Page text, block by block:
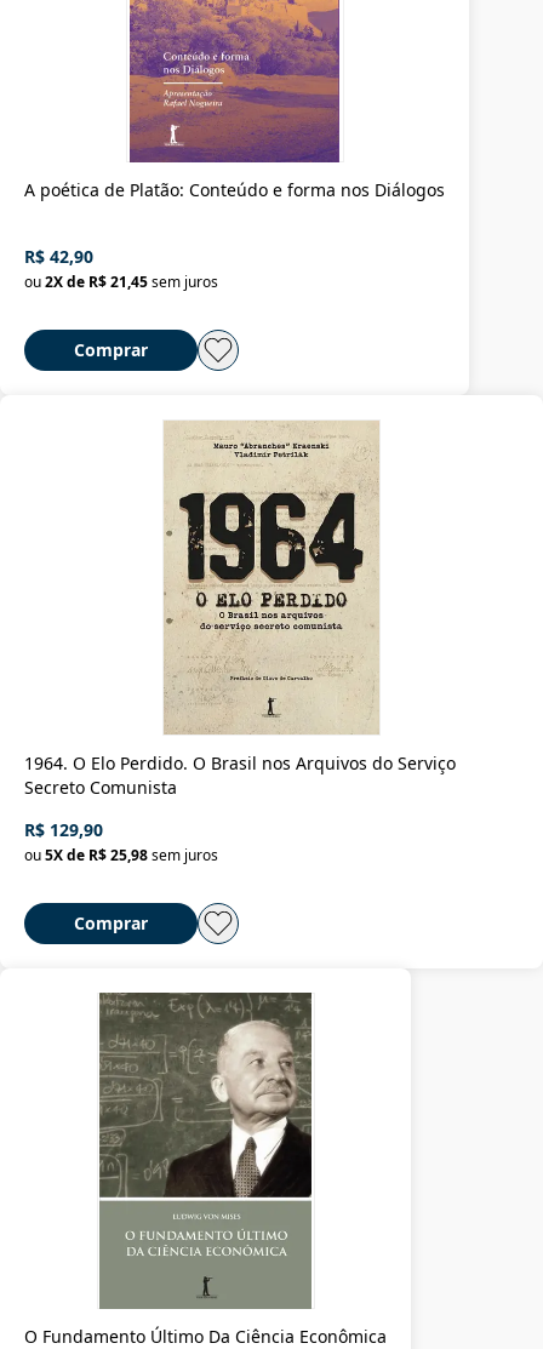
A poética de Platão: Conteúdo e forma nos Diálogos
R$ 42,90
ou2X de R$ 21,45sem juros
Comprar
1964. O Elo Perdido. O Brasil nos Arquivos do Serviço
Secreto Comunista
R$ 129,90
ou5X de R$ 25,98sem juros
Comprar
O Fundamento Último Da Ciência Econômica